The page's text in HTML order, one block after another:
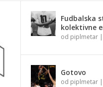
Fudbalska
kolektivne
od piplmetar|
Gotovo
od piplmetar|